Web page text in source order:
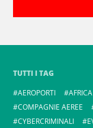
TUTTI I TAG
AEROPORTI
AFRICA
COMPAGNIE AEREE
CYBERCRIMINALI